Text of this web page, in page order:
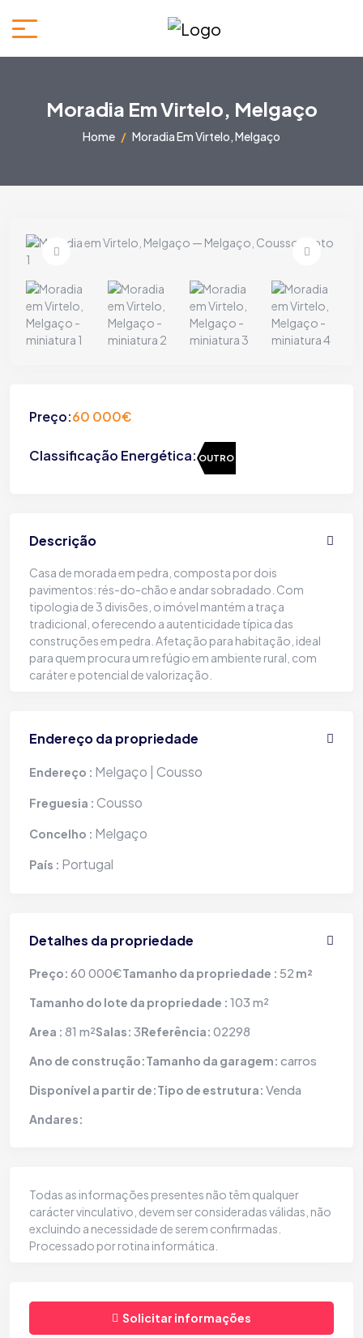
Moradia Em Virtelo, Melgaço
Home Moradia Em Virtelo, Melgaço
Preço:60 000€
Classificação Energética: OUTRO
Descrição
Casa de morada em pedra, composta por dois
pavimentos: rés-do-chão e andar sobradado. Com
tipologia de 3 divisões, o imóvel mantém a traça
tradicional, oferecendo a autenticidade típica das
construções em pedra. Afetação para habitação, ideal
para quem procura um refúgio em ambiente rural, com
caráter e potencial de valorização.
Endereço da propriedade
Endereço : Melgaço | Cousso
Freguesia : Cousso
Concelho : Melgaço
País : Portugal
Detalhes da propriedade
Preço: 60 000€Tamanho da propriedade : 52 m²
Tamanho do lote da propriedade : 103 m²
Area : 81 m²Salas: 3Referência: 02298
Ano de construção:Tamanho da garagem: carros
Disponível a partir de:Tipo de estrutura: Venda
Andares:
Todas as informações presentes não têm qualquer
carácter vinculativo, devem ser consideradas válidas, não
excluindo a necessidade de serem confirmadas.
Processado por rotina informática.
Solicitar informações